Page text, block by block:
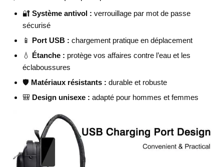
🔐 Système antivol : verrouillage par mot de passe
sécurisé
📱 Port USB : chargement pratique en déplacement
💧 Étanche : protège vos affaires contre l’eau et les
éclaboussures
🛡️ Matériaux résistants : durable et robuste
🎒 Design unisexe : adapté pour hommes et femmes